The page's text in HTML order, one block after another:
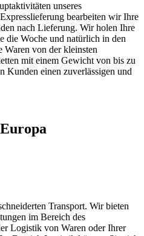
unseres
bearbeiten wir Ihre
nach Lieferung. Wir holen Ihre
die Woche und natürlich in den
Waren von der kleinsten
mit einem Gewicht von bis zu
Kunden einen zuverlässigen und
Transport. Wir bieten
im Bereich des
Logistik von Waren oder Ihrer